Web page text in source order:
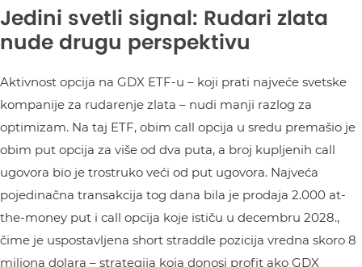
Jedini svetli signal: Rudari zlata
nude drugu perspektivu
Aktivnost opcija na GDX ETF-u – koji prati najveće svetske
kompanije za rudarenje zlata – nudi manji razlog za
optimizam. Na taj ETF, obim call opcija u sredu premašio je
obim put opcija za više od dva puta, a broj kupljenih call
ugovora bio je trostruko veći od put ugovora. Najveća
pojedinačna transakcija tog dana bila je prodaja 2.000 at-
the-money put i call opcija koje ističu u decembru 2028.,
čime je uspostavljena short straddle pozicija vredna skoro 8
miliona dolara – strategija koja donosi profit ako GDX